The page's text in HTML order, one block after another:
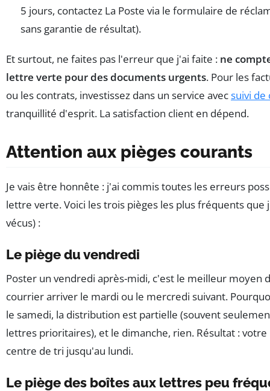
5 jours, contactez La Poste via le formulaire de
sans garantie de résultat).
Et surtout, ne faites pas l'erreur que j'ai faite : ne
lettre verte pour des documents urgents. Pour les
ou les contrats, investissez dans un service avecsuivi de
tranquillité d'esprit. La satisfaction client en dépend.
Attention aux pièges courants
Je vais être honnête : j'ai commis toutes les erreurs
lettre verte. Voici les trois pièges les plus fréquents que
vécus) :
Le piège du vendredi
Poster un vendredi après-midi, c'est le meilleur moyen
courrier arriver le mardi ou le mercredi suivant.
le samedi, la distribution est partielle (souvent
lettres prioritaires), et le dimanche, rien. Résultat :
centre de tri jusqu'au lundi.
Le piège des boîtes aux lettres peu